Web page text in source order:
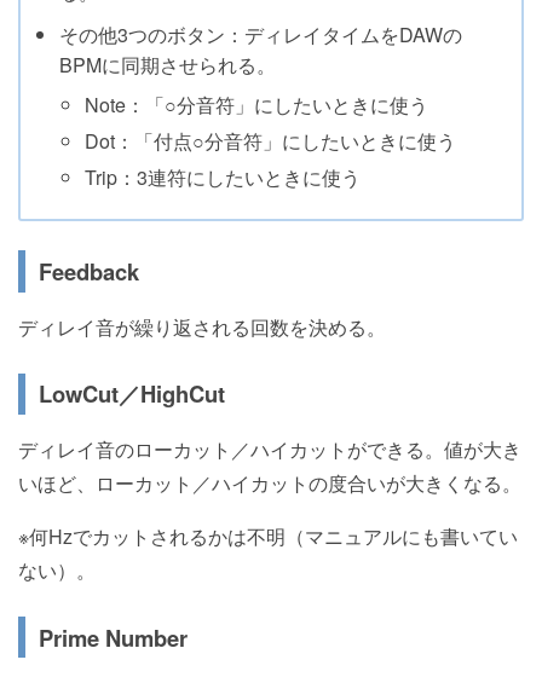
その他3つのボタン：ディレイタイムをDAWの
BPMに同期させられる。
Note：「○分音符」にしたいときに使う
Dot：「付点○分音符」にしたいときに使う
Trip：3連符にしたいときに使う
Feedback
ディレイ音が繰り返される回数を決める。
LowCut／HighCut
ディレイ音のローカット／ハイカットができる。値が大き
いほど、ローカット／ハイカットの度合いが大きくなる。
※何Hzでカットされるかは不明（マニュアルにも書いてい
ない）。
Prime Number